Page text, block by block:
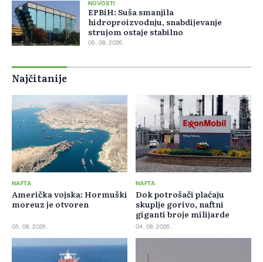
NOVOSTI
EPBiH: Suša smanjila
hidroproizvodnju, snabdijevanje
strujom ostaje stabilno
05. 08. 2026.
Najčitanije
NAFTA
Američka vojska: Hormuški
moreuz je otvoren
05. 08. 2026.
NAFTA
Dok potrošači plaćaju
skuplje gorivo, naftni
giganti broje milijarde
04. 08. 2026.